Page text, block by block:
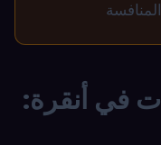
في أنقرة: